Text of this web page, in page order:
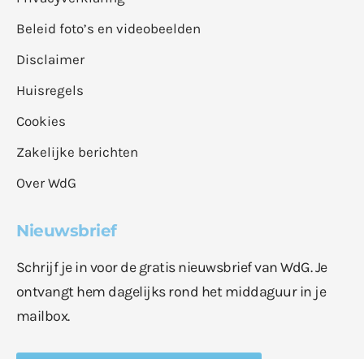
Beleid foto’s en videobeelden
Disclaimer
Huisregels
Cookies
Zakelijke berichten
Over WdG
Nieuwsbrief
Schrijf je in voor de gratis nieuwsbrief van WdG. Je
ontvangt hem dagelijks rond het middaguur in je
mailbox.